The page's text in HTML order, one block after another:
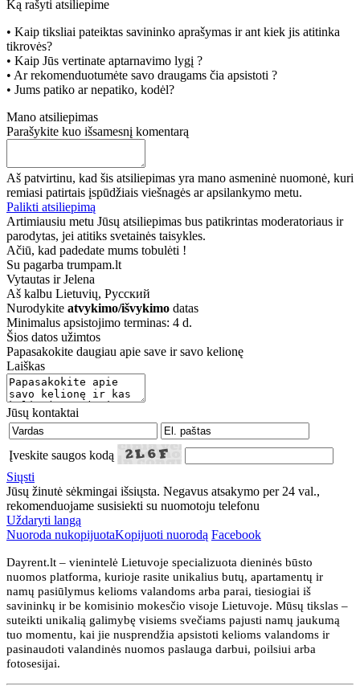
Ką rašyti atsiliepime
• Kaip tiksliai pateiktas savininko aprašymas ir ant kiek jis atitinka
tikrovės?
• Kaip Jūs vertinate aptarnavimo lygį ?
• Ar rekomenduotumėte savo draugams čia apsistoti ?
• Jums patiko ar nepatiko, kodėl?
Mano atsiliepimas
Parašykite kuo išsamesnį komentarą
Aš patvirtinu, kad šis atsiliepimas yra mano asmeninė nuomonė, kuri
remiasi patirtais įspūdžiais viešnagės ar apsilankymo metu.
Palikti atsiliepimą
Artimiausiu metu Jūsų atsiliepimas bus patikrintas moderatoriaus ir
parodytas, jei atitiks svetainės taisykles.
Ačiū, kad padedate mums tobulėti !
Su pagarba trumpam.lt
Vytautas ir Jelena
Aš kalbu Lietuvių, Русский
Nurodykite atvykimo/išvykimo datas
Minimalus apsistojimo terminas: 4 d.
Šios datos užimtos
Papasakokite daugiau apie save ir savo kelionę
Laiškas
Jūsų kontaktai
Įveskite saugos kodą
Siųsti
Jūsų žinutė sėkmingai išsiųsta. Negavus atsakymo per 24 val.,
rekomenduojame susisiekti su nuomotoju telefonu
Uždaryti langą
Nuoroda nukopijuotaKopijuoti nuorodą Facebook
Dayrent.lt – vienintelė Lietuvoje specializuota dieninės būsto
nuomos platforma, kurioje rasite unikalius butų, apartamentų ir
namų pasiūlymus kelioms valandoms arba parai, tiesiogiai iš
savininkų ir be komisinio mokesčio visoje Lietuvoje. Mūsų tikslas –
suteikti unikalią galimybę visiems svečiams pajusti namų jaukumą
tuo momentu, kai jie nusprendžia apsistoti kelioms valandoms ir
pasinaudoti valandinės nuomos paslauga darbui, poilsiui arba
fotosesijai.